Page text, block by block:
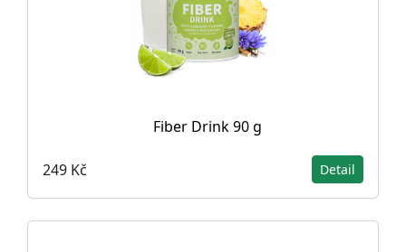
Fiber Drink 90 g
249 Kč Detail